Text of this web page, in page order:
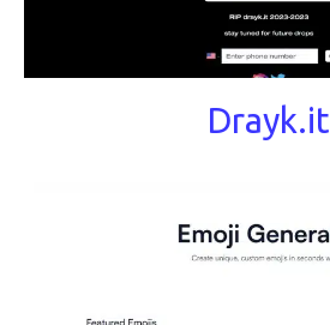
Drayk.it